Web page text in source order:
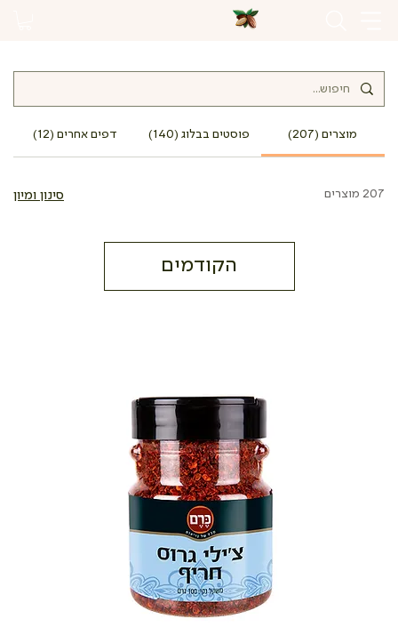
מוצרים (207) פוסטים בבלוג (140) דפים אחרים (12)
207 מוצרים סינון ומיון
הקודמים